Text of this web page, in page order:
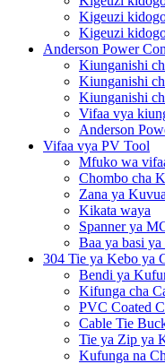
Kigeuzi
Kigeuzi
Anderson Power
Kiunganishi
Kiunganishi
Kiunganishi
Vifaa vya
Anderson
Vifaa vya PV Tool
Mfuko wa
Chombo cha
Zana ya Kuvua
Kikata waya
Spanner ya
Baa ya basi
304 Tie ya Kebo ya
Bendi ya
Kifunga cha
PVC Coated
Cable Tie
Tie ya Zip ya
Kufunga na